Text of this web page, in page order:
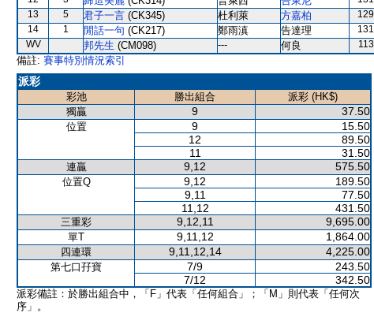
13
5 君子一言 (CK345) 杜利萊 方嘉柏 129
14
1 閒話一句 (CK217) 鄭雨滇 告達理 131
WV
邦先生 (CM098) --- 何良 113
備註: 賽事特別情況索引
派彩
彩池 勝出組合
派彩 (HK$)
獨贏
9 37.50
位置 9
15.50
12
89.50
11
31.50
連贏 9,12 575.50
位置Q 9,12
189.50
9,11
77.50
11,12
431.50
三重彩 9,12,11 9,695.00
單T 9,11,12 1,864.00
四連環 9,11,12,14 4,225.00
第七口孖寶 7/9
243.50
7/12
342.50
派彩備註：於勝出組合中，「F」代表「任何組合」；「M」則代表「任何次
序」。